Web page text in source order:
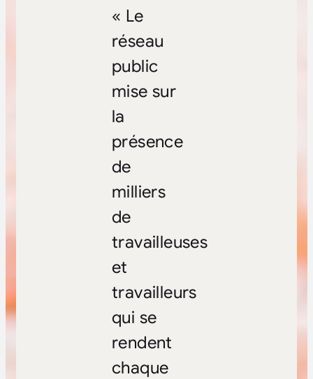
« Le
réseau
public
mise sur
la
présence
de
milliers
de
travailleuses
et
travailleurs
qui se
rendent
chaque